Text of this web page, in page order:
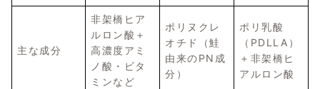
主な成分
非架橋ヒア
ルロン酸＋
高濃度アミ
ノ酸・ビタ
ミンなど
ポリヌクレ
オチド（鮭
由来のPN成
分）
ポリ乳酸
（PDLLA）
＋非架橋ヒ
アルロン酸